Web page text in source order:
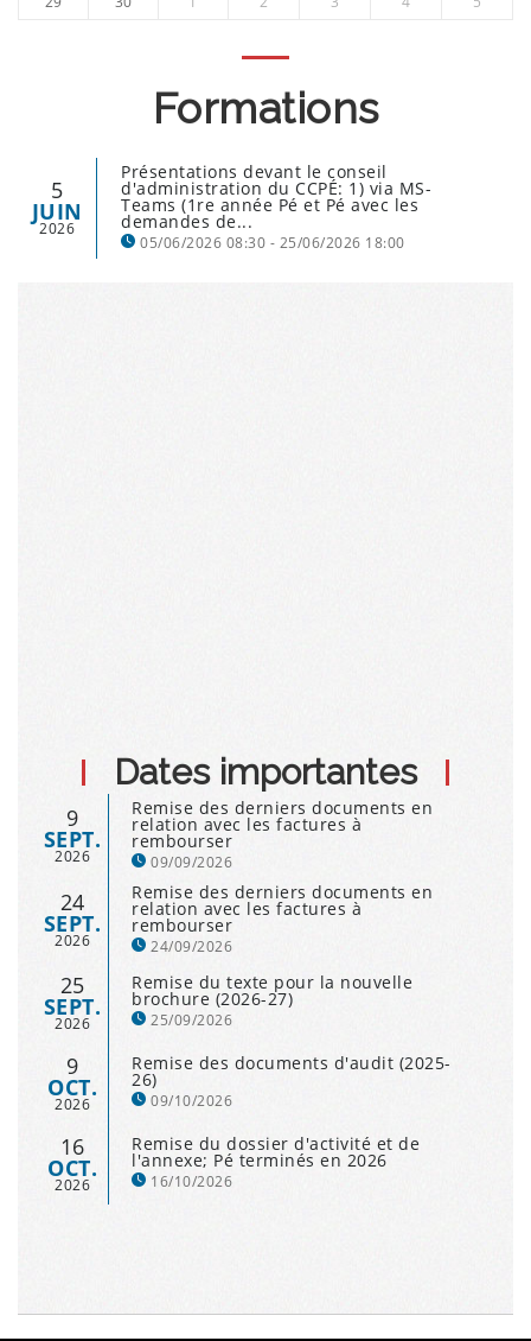
Formations
5
JUIN
2026
Présentations devant le conseil
d'administration du CCPÉ: 1) via MS-
Teams (1re année Pé et Pé avec les
demandes de...
05/06/2026 08:30 - 25/06/2026 18:00
Dates importantes
9
SEPT.
2026
Remise des derniers documents en
relation avec les factures à
rembourser
09/09/2026
24
SEPT.
2026
Remise des derniers documents en
relation avec les factures à
rembourser
24/09/2026
25
SEPT.
2026
Remise du texte pour la nouvelle
brochure (2026-27)
25/09/2026
9
OCT.
2026
Remise des documents d'audit (2025-
26)
09/10/2026
16
OCT.
2026
Remise du dossier d'activité et de
l'annexe; Pé terminés en 2026
16/10/2026